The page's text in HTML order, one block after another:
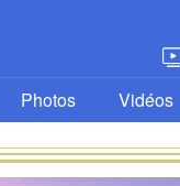
Photos Vidéos